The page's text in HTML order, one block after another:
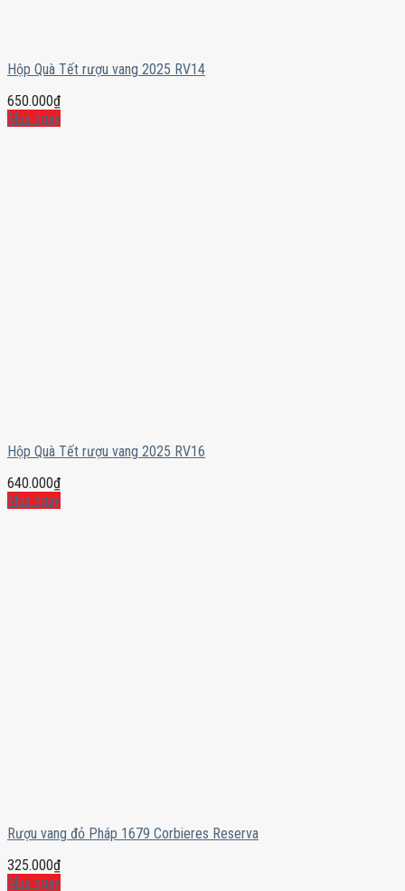
Hộp Quà Tết rượu vang 2025 RV14
650.000₫
Mua ngay
Hộp Quà Tết rượu vang 2025 RV16
640.000₫
Mua ngay
Rượu vang đỏ Pháp 1679 Corbieres Reserva
325.000₫
Mua ngay